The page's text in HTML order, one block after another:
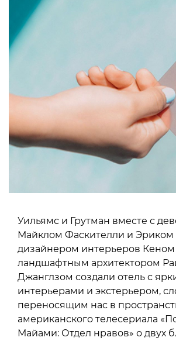
Уильямс и Грутман вместе с
Майклом Фаскителли и
дизайнером интерьеров
ландшафтным архитектором
Джанглзом создали отель с
интерьерами и экстерьером,
переносящим нас в
американского телесериала
Майами: Отдел нравов» о двух